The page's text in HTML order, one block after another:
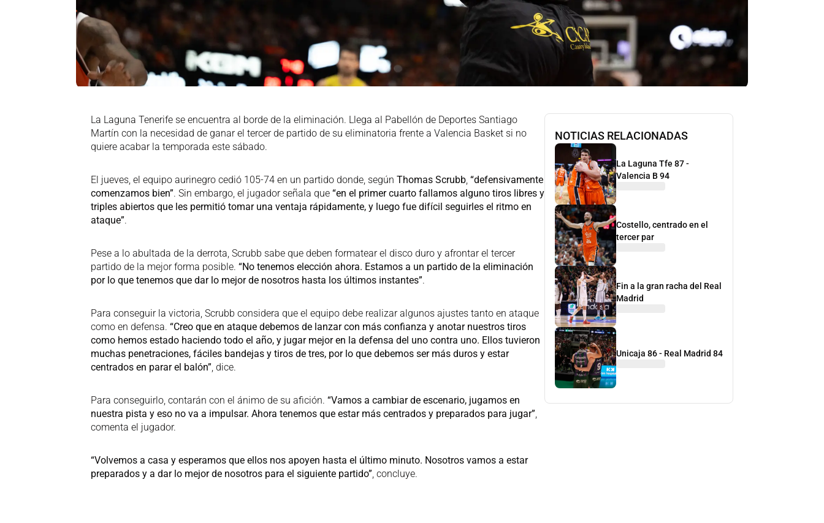
La Laguna Tenerife se encuentra al borde de la eliminación. Llega al Pabellón de Deportes Santiago
Martín con la necesidad de ganar el tercer de partido de su eliminatoria frente a Valencia Basket si no
quiere acabar la temporada este sábado.
El jueves, el equipo aurinegro cedió 105-74 en un partido donde, según Thomas Scrubb, “defensivamente
comenzamos bien”. Sin embargo, el jugador señala que “en el primer cuarto fallamos alguno tiros libres y
triples abiertos que les permitió tomar una ventaja rápidamente, y luego fue difícil seguirles el ritmo en
ataque”.
Pese a lo abultada de la derrota, Scrubb sabe que deben formatear el disco duro y afrontar el tercer
partido de la mejor forma posible. “No tenemos elección ahora. Estamos a un partido de la eliminación
por lo que tenemos que dar lo mejor de nosotros hasta los últimos instantes”.
Para conseguir la victoria, Scrubb considera que el equipo debe realizar algunos ajustes tanto en ataque
como en defensa. “Creo que en ataque debemos de lanzar con más confianza y anotar nuestros tiros
como hemos estado haciendo todo el año, y jugar mejor en la defensa del uno contra uno. Ellos tuvieron
muchas penetraciones, fáciles bandejas y tiros de tres, por lo que debemos ser más duros y estar
centrados en parar el balón”, dice.
Para conseguirlo, contarán con el ánimo de su afición. “Vamos a cambiar de escenario, jugamos en
nuestra pista y eso no va a impulsar. Ahora tenemos que estar más centrados y preparados para jugar”,
comenta el jugador.
“Volvemos a casa y esperamos que ellos nos apoyen hasta el último minuto. Nosotros vamos a estar
preparados y a dar lo mejor de nosotros para el siguiente partido”, concluye.
NOTICIAS RELACIONADAS
La Laguna Tfe 87 -
Valencia B 94
Costello, centrado en el
tercer par
Fin a la gran racha del Real
Madrid
Unicaja 86 - Real Madrid 84